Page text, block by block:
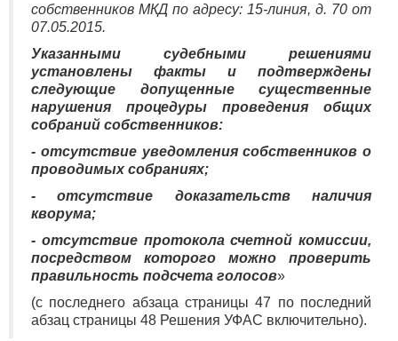
собственников МКД по адресу: 15-линия, д. 70 от
07.05.2015.
Указанными судебными решениями
установлены факты и подтверждены
следующие допущенные существенные
нарушения процедуры проведения общих
собраний собственников:
- отсутствие уведомления собственников о
проводимых собраниях;
- отсутствие доказательств наличия
кворума;
- отсутствие протокола счетной комиссии,
посредством которого можно проверить
правильность подсчета голосов»
(с последнего абзаца страницы 47 по последний
абзац страницы 48 Решения УФАС включительно).